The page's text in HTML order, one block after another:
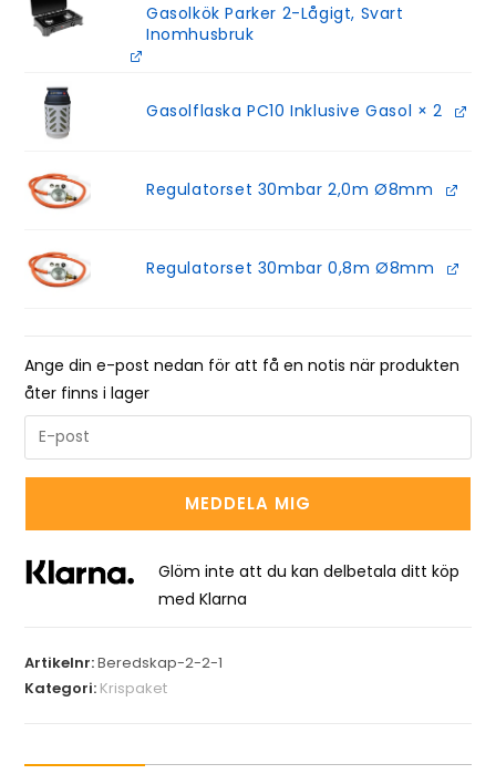
Gasolkök Parker 2-Lågigt, Svart
Inomhusbruk
Gasolflaska PC10 Inklusive Gasol × 2
Regulatorset 30mbar 2,0m Ø8mm
Regulatorset 30mbar 0,8m Ø8mm
Ange din e-post nedan för att få en notis när produkten
åter finns i lager
n
t
r
y
i
MEDDELA MIG
Glöm inte att du kan delbetala ditt köp
med Klarna
Artikelnr:Beredskap-2-2-1
Kategori: Krispaket